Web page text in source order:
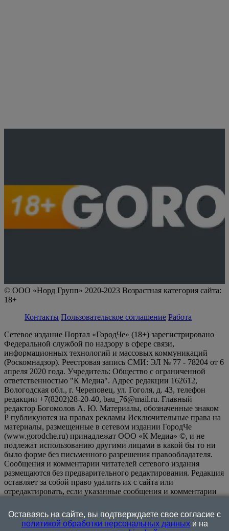
© ООО «Норд Групп» 2020-2023 Возрастная категория сайта:
18+
Контакты Пользовательское соглашение Работа
Сетевое издание Портал «ГородЧе» (18+) зарегистрировано
Федеральной службой по надзору в сфере связи,
информационных технологий и массовых коммуникаций
(Роскомнадзор). Реестровая запись СМИ: ЭЛ № 77 - 78204 от 6
апреля 2020 года. Учредитель: Общество с ограниченной
ответственностью "К Медиа". Адрес редакции 162612,
Вологодская обл., г. Череповец, ул. Гоголя, д. 43, телефон
редакции +7(8202)28-20-40, bau_76@mail.ru. Главный
редактор Богомолов А. Ю. Материалы, обозначенные знаком
Р публикуются на правах рекламы Исключительные права на
материалы, размещенные в сетевом издании ГородЧе
(www.gorodche.ru) принадлежат ООО «К Медиа» ©, и не
подлежат использованию другими лицами в какой бы то ни
было форме без письменного разрешения правообладателя.
Сообщения и комментарии читателей сетевого издания
размещаются без предварительного редактирования. Редакция
оставляет за собой право удалить их с сайта или
отредактировать, если указанные сообщения и комментарии
или нарушением иных требований закона.
информационном ресурсе применяются рекомендательные
технологии (информационные технологии предоставления
Оставаясь на сайте, вы подтверждаете свое согласие с
политикой обработки персональных данныхи на